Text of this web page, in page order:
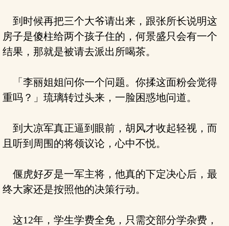
到时候再把三个大爷请出来，跟张所长说明这
房子是傻柱给两个孩子住的，何景盛只会有一个
结果，那就是被请去派出所喝茶。
「李丽姐姐问你一个问题。你揉这面粉会觉得
重吗？」琉璃转过头来，一脸困惑地问道。
到大凉军真正逼到眼前，胡风才收起轻视，而
且听到周围的将领议论，心中不悦。
偃虎好歹是一军主将，他真的下定决心后，最
终大家还是按照他的决策行动。
这12年，学生学费全免，只需交部分学杂费，